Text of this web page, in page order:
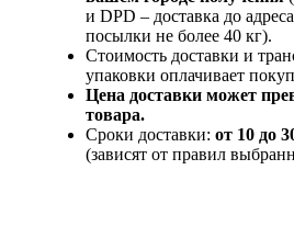
и DPD – доставка до
посылки не более 40 кг).
Стоимость доставки и
упаковки оплачивает
Цена доставки может
товара.
Сроки доставки: от 10 до
(зависят от правил